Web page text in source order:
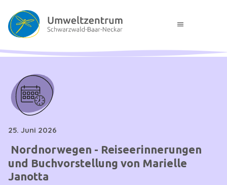
menu
25. Juni 2026
Nordnorwegen - Reiseerinnerungen
und Buchvorstellung von Marielle
Janotta